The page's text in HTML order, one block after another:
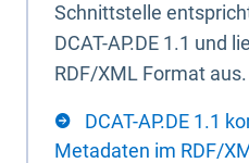
Schnittstelle
DCAT-AP.DE 1.1 und
RDF/XML Format aus.
DCAT-AP.DE 1.1
Metadaten im RDF/